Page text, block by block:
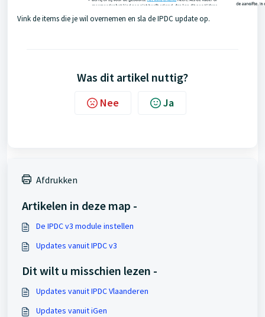
Vink de items die je wil overnemen en sla de IPDC update op.
Was dit artikel nuttig?
Nee Ja
Afdrukken
Artikelen in deze map -
De IPDC v3 module instellen
Updates vanuit IPDC v3
Dit wilt u misschien lezen -
Updates vanuit IPDC Vlaanderen
Updates vanuit iGen